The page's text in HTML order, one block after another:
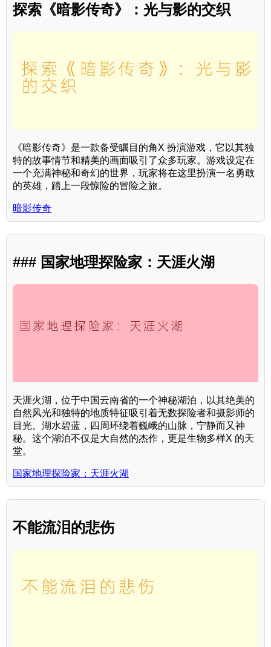
探索《暗影传奇》：光与影的交织
《暗影传奇》是一款备受瞩目的角X 扮演游戏，它以其独
特的故事情节和精美的画面吸引了众多玩家。游戏设定在
一个充满神秘和奇幻的世界，玩家将在这里扮演一名勇敢
的英雄，踏上一段惊险的冒险之旅。
暗影传奇
### 国家地理探险家：天涯火湖
天涯火湖，位于中国云南省的一个神秘湖泊，以其绝美的
自然风光和独特的地质特征吸引着无数探险者和摄影师的
目光。湖水碧蓝，四周环绕着巍峨的山脉，宁静而又神
秘。这个湖泊不仅是大自然的杰作，更是生物多样X 的天
堂。
国家地理探险家：天涯火湖
不能流泪的悲伤